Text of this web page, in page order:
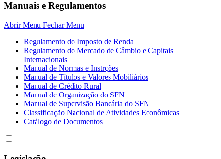
Manuais e Regulamentos
Abrir Menu Fechar Menu
Regulamento do Imposto de Renda
Regulamento do Mercado de Câmbio e Capitais
Internacionais
Manual de Normas e Instrções
Manual de Títulos e Valores Mobiliários
Manual de Crédito Rural
Manual de Organização do SFN
Manual de Supervisão Bancária do SFN
Classificação Nacional de Atividades Econômicas
Catálogo de Documentos